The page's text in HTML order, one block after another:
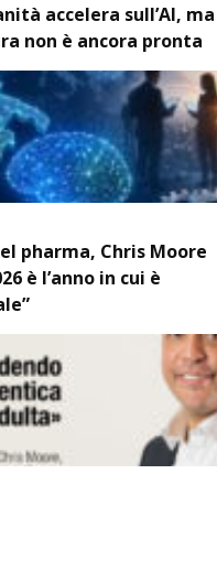
accelera sull’AI, ma
non è ancora pronta
pharma, Chris Moore
è l’anno in cui è